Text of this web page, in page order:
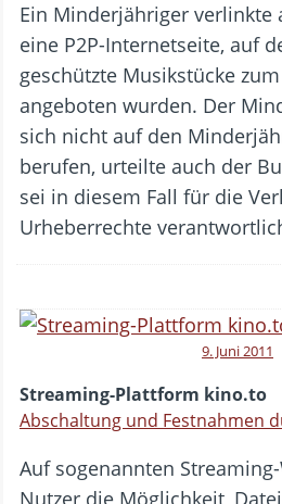
Ein Minderjähriger verlinkte
eine P2P-Internetseite, auf
geschützte Musikstücke
angeboten wurden. Der
sich nicht auf den
berufen, urteilte auch der
sei in diesem Fall für die
Urheberrechte
9. Juni 2011
Streaming-Plattform kino.to
Abschaltung und Festnahmen
Auf sogenannten
Nutzer die Möglichkeit,